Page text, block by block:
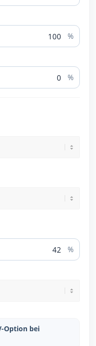
%
%
%
Option bei